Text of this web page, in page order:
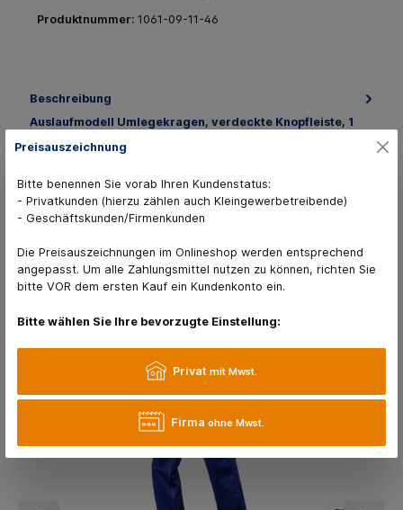
Produktnummer: 1061-09-11-46
Beschreibung
Auslaufmodell Umlegekragen, verdeckte Knopfleiste, 1
Brusttasche mit Patte, 2 Fronttaschen mit Patte,
Ärmelweite einengba…
Sammelbestellungen
11 Varianten verfügbar
Preisauszeichnung
Bitte benennen Sie vorab Ihren Kundenstatus:
- Privatkunden (hierzu zählen auch Kleingewerbetreibende)
- Geschäftskunden/Firmenkunden
Die Preisauszeichnungen im Onlineshop werden entsprechend
angepasst. Um alle Zahlungsmittel nutzen zu können, richten Sie
bitte VOR dem ersten Kauf ein Kundenkonto ein.
Bitte wählen Sie Ihre bevorzugte Einstellung:
Privat mit Mwst.
Firma ohne Mwst.